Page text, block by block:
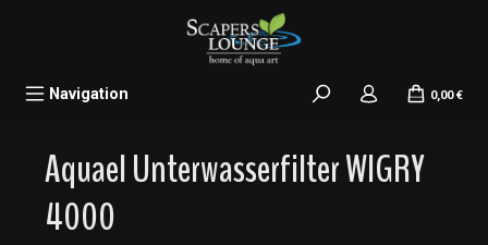
Navigation 0,00 €
Aquael Unterwasserfilter WIGRY
4000